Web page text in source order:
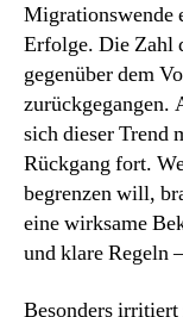
Migrationswende
Erfolge. Die Zahl
gegenüber dem
zurückgegangen.
sich dieser Trend
Rückgang fort.
begrenzen will,
eine wirksame
und klare Regeln
Besonders irritiert